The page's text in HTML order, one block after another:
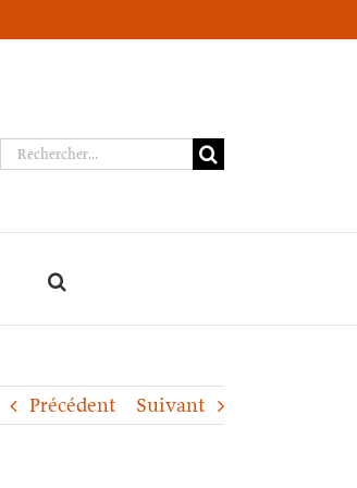
Rechercher:
Précédent Suivant